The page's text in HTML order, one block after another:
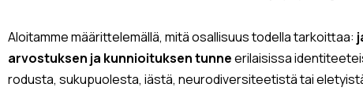
Aloitamme määrittelemällä, mitä osallisuus todella tarkoittaa:
arvostuksen ja kunnioituksen tunneerilaisissa
rodusta, sukupuolesta, iästä, neurodiversiteetistä tai